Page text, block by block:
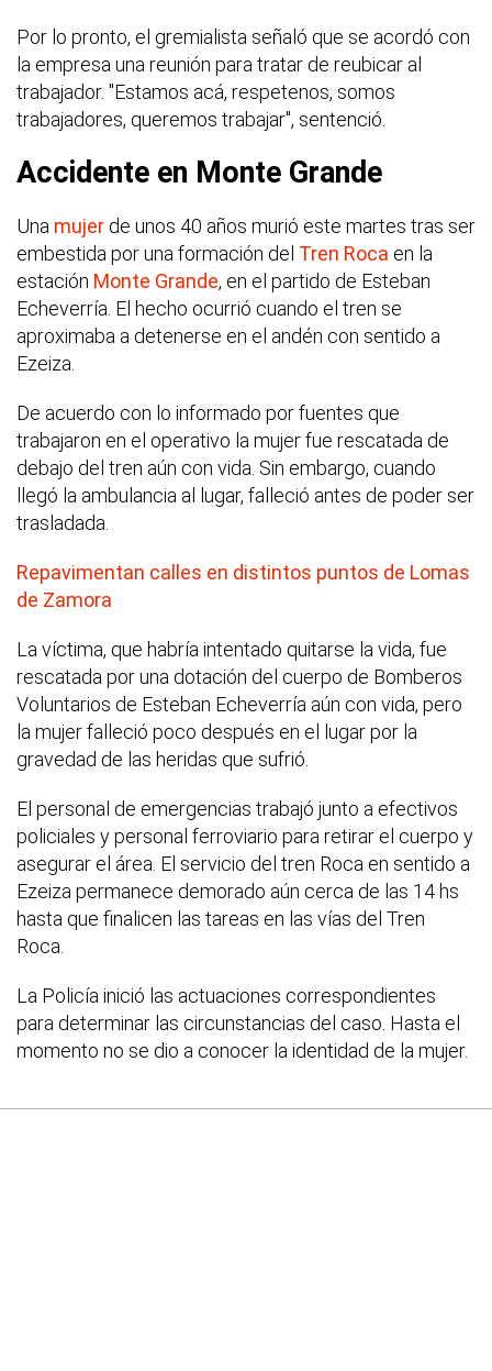
Por lo pronto, el gremialista señaló que se acordó con
la empresa una reunión para tratar de reubicar al
trabajador. "Estamos acá, respetenos, somos
trabajadores, queremos trabajar", sentenció.
Accidente en Monte Grande
Una mujer de unos 40 años murió este martes tras ser
embestida por una formación del Tren Roca en la
estación Monte Grande, en el partido de Esteban
Echeverría. El hecho ocurrió cuando el tren se
aproximaba a detenerse en el andén con sentido a
Ezeiza.
De acuerdo con lo informado por fuentes que
trabajaron en el operativo la mujer fue rescatada de
debajo del tren aún con vida. Sin embargo, cuando
llegó la ambulancia al lugar, falleció antes de poder ser
trasladada.
Repavimentan calles en distintos puntos de Lomas
de Zamora
La víctima, que habría intentado quitarse la vida, fue
rescatada por una dotación del cuerpo de Bomberos
Voluntarios de Esteban Echeverría aún con vida, pero
la mujer falleció poco después en el lugar por la
gravedad de las heridas que sufrió.
El personal de emergencias trabajó junto a efectivos
policiales y personal ferroviario para retirar el cuerpo y
asegurar el área. El servicio del tren Roca en sentido a
Ezeiza permanece demorado aún cerca de las 14 hs
hasta que finalicen las tareas en las vías del Tren
Roca.
La Policía inició las actuaciones correspondientes
para determinar las circunstancias del caso. Hasta el
momento no se dio a conocer la identidad de la mujer.